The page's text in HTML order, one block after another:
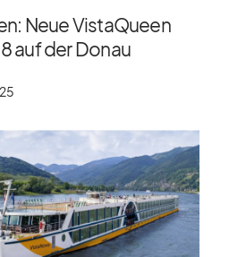
Neue VistaQueen
auf der Donau